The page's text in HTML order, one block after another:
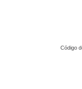
Código